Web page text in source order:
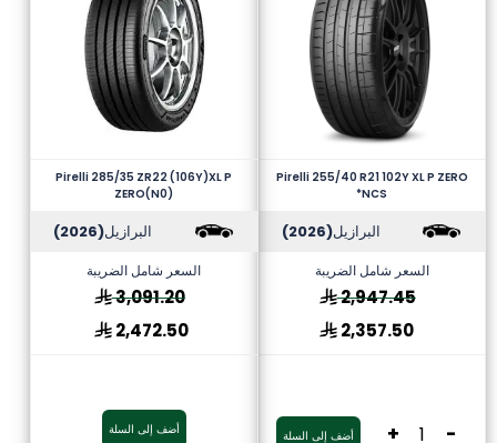
Pirelli 255/40 R21 102Y XL P ZERO
*NCS
البرازيل(2026)
السعر شامل الضريبة
2,947.45
2,357.50
-
+ أضف إلى السلة
Pirelli 285/35 ZR22 (106Y)XL P
ZERO(N0)
البرازيل(2026)
السعر شامل الضريبة
3,091.20
2,472.50
أضف إلى السلة